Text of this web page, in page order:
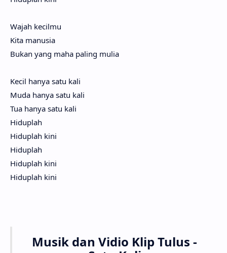
Wajah kecil­mu
Kita manu­sia
Bukan yang maha paling mulia
Kecil hanya satu kali
Muda hanya satu kali
Tua hanya satu kali
Hidup­lah
Hidup­lah kini
Hidup­lah
Hidup­lah kini
Hidup­lah kini
Musik dan Vidio Klip Tulus -